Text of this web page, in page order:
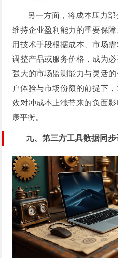
另一方面，将成本压力
维持企业盈利能力的重要保
用技术手段根据成本、市场
调整产品或服务价格，成为
强大的市场监测能力与灵活
户体验与市场份额的前提下
效对冲成本上涨带来的负面
康平衡。
九、第三方工具数据同步